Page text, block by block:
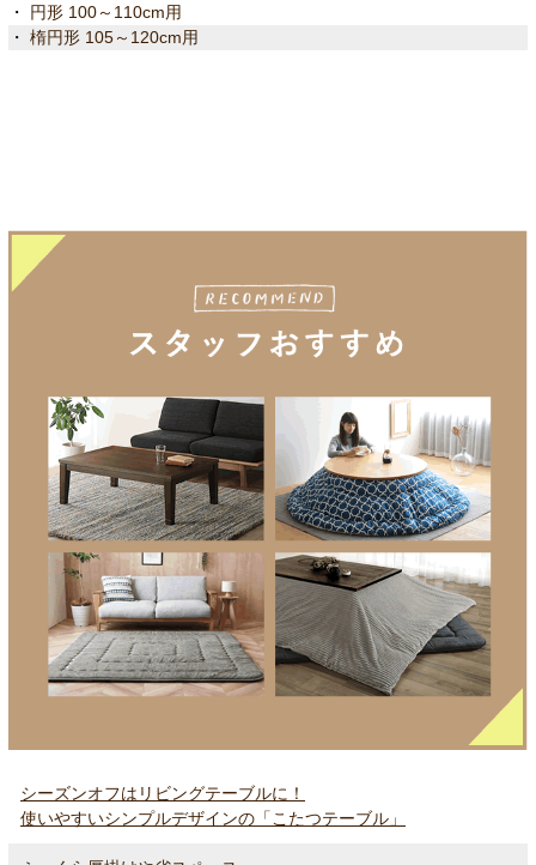
・ 円形 100～110cm用
・ 楕円形 105～120cm用
シーズンオフはリビングテーブルに！
使いやすいシンプルデザインの「こたつテーブル」